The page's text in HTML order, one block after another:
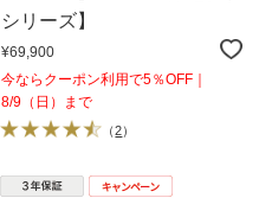
シリーズ】
¥69,900
今ならクーポン利用で5％OFF｜
8/9（日）まで
（2）